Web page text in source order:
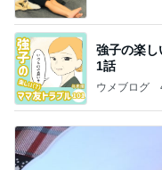
強子の楽
1話
ウメブログ